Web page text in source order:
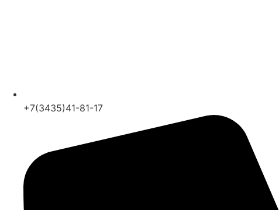
+7(3435)41-81-17